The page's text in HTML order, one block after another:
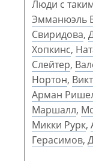
Люди с
Эмманюэль
Свиридова,
Хопкинс,
Слейтер,
Нортон,
Арман
Маршалл,
Микки Рурк,
Герасимов,